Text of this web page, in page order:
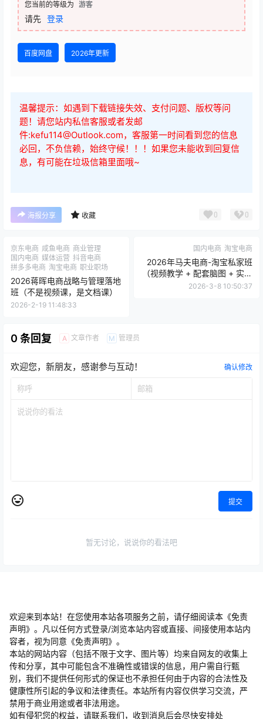
您当前的等级为
请先 登录
温馨提示：如遇到下载链接失效、支付问题、版权等问
题！请您站内私信客服或者发邮
件:kefu114@Outlook.com，客服第一时间看到您的信息
必回，不负信赖，始终守候！！！如果您未能收到回复信
京东电商 咸鱼电商 商业管理
国内电商 媒体运营 抖音电商
拼多多电商 淘宝电商 职业职场
2026蒋晖电商战略与管理落地
班（不是视频课，是文档课）
国内电商 淘宝电商
2026年马夫电商-淘宝私家班
（视频教学 + 配套脑图 + 实战
欢迎您，新朋友，感谢参与互动！
欢迎来到本站！在您使用本站各项服务之前，请仔细阅读本《免责
声明》。凡以任何方式登录/浏览本站内容或直接、间接使用本站内
容者，视为同意《免责声明》。
本站的网站内容（包括不限于文字、图片等）均来自网友的收集上
传和分享，其中可能包含不准确性或错误的信息，用户需自行甄
别，我们不提供任何形式的保证也不承担任何由于内容的合法性及
健康性所引起的争议和法律责任。本站所有内容仅供学习交流，严